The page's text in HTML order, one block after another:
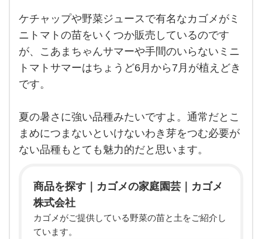
い
う
の
で
す
が、
今
ので
した
ら、
今の
時期
でも
大丈
夫な
ミニ
あり
ます
よ。
ケチャップや野菜ジュースで有名なカゴメがミ
ニトマトの苗をいくつか販売しているのです
が、こあまちゃんサマーや手間のいらないミニ
トマトサマーはちょうど6月から7月が植えどき
です。
夏の暑さに強い品種みたいですよ。通常だとこ
まめにつまないといけないわき芽をつむ必要が
ない品種もとても魅力的だと思います。
商品を探す｜カゴメの家庭園芸｜カゴメ
株式会社
カゴメがご提供している野菜の苗と土をご紹介し
ています。